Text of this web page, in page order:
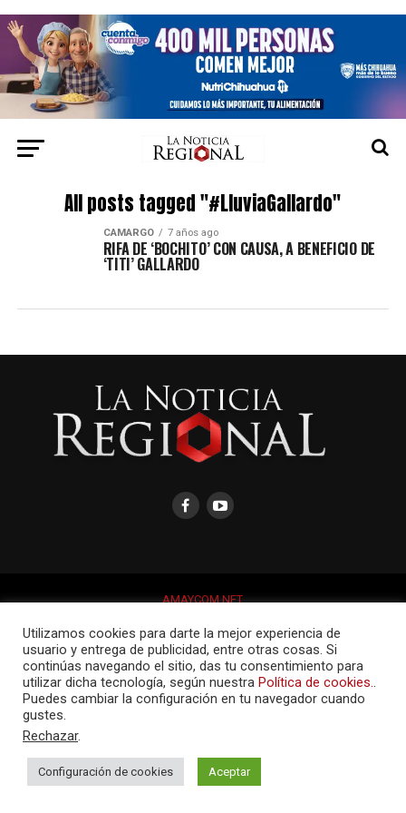
All posts tagged "#LluviaGallardo"
CAMARGO 7 años ago
RIFA DE ‘BOCHITO’ CON CAUSA, A BENEFICIO DE
‘TITI’ GALLARDO
AMAYCOM.NET
Utilizamos cookies para darte la mejor experiencia de
usuario y entrega de publicidad, entre otras cosas. Si
continúas navegando el sitio, das tu consentimiento para
utilizar dicha tecnología, según nuestra Política de cookies..
Puedes cambiar la configuración en tu navegador cuando
gustes.
Rechazar.
Configuración de cookies Aceptar